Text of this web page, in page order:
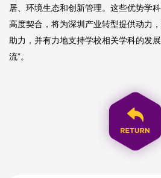
居、环境生态和创新管理。这些优势学
高度契合，将为深圳产业转型提供动力
助力，并有力地支持学校相关学科的发
流”。